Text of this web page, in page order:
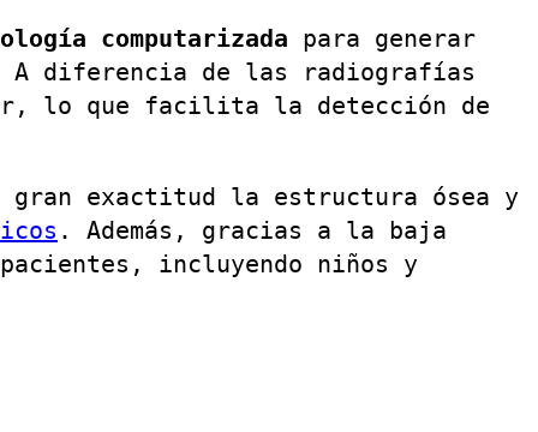
computarizada para generar
A diferencia de las radiografías
lo que facilita la detección de
gran exactitud la estructura ósea y
. Además, gracias a la baja
incluyendo niños y